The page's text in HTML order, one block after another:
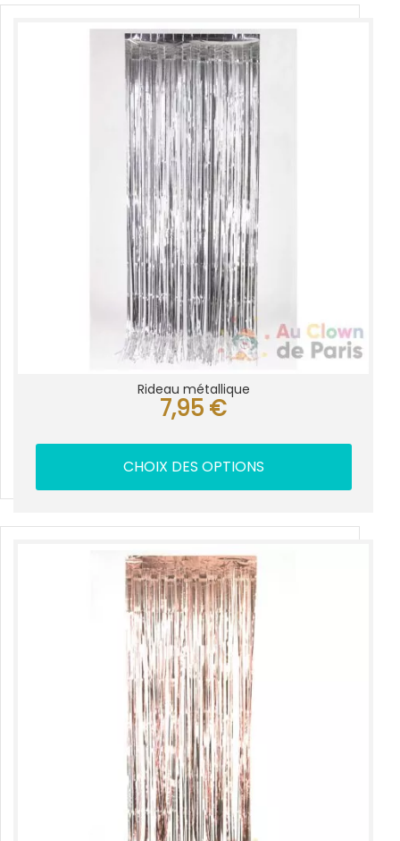
Rideau métallique
7,95 €
CHOIX DES OPTIONS
a
plusieurs
variations.
Les
options
peuvent
être
choisies
sur
la
page
du
produit